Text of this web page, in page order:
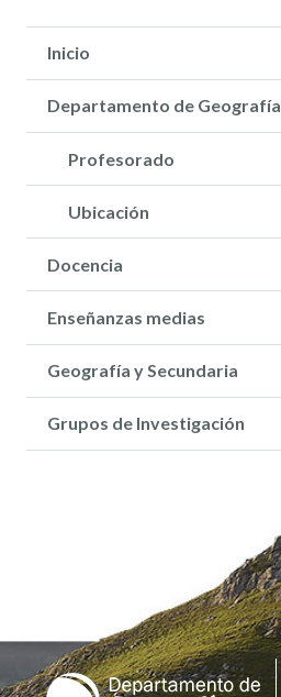
Inicio
Departamento de Geografía
Profesorado
Ubicación
Docencia
Enseñanzas medias
Geografía y Secundaria
Grupos de Investigación